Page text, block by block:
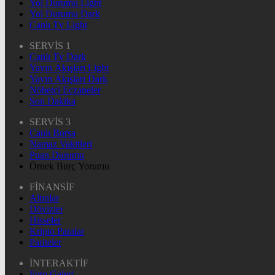
Yol Durumu Light
Yol Durumu Dark
Canlı Tv Light
SERVİS 1
Canlı Tv Dark
Yayın Akışları Light
Yayın Akışları Dark
Nöbetçi Eczaneler
Son Dakika
SERVİS 3
Canlı Borsa
Namaz Vakitleri
Puan Durumu
Örnek Burç Yorumu
FİNANSİF
Altınlar
Dövizler
Hisseler
Kripto Paralar
Pariteler
İNTERAKTİF